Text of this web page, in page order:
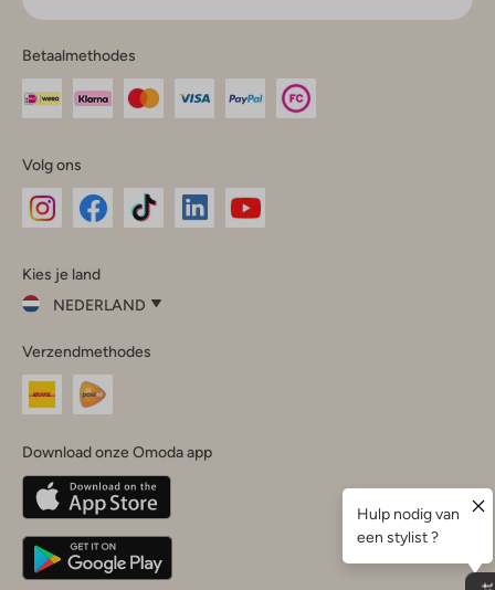
Betaalmethodes
Volg ons
InstagramFacebook
Kies je land
NEDERLAND
je
land
Nederland
Belgique(Français)
Deutschland
Verzendmethodes
Download onze Omoda app